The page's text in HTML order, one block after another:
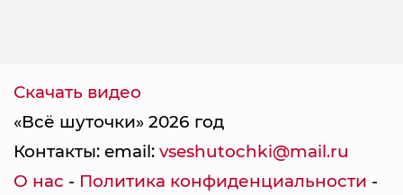
Скачать видео
«Всё шуточки» 2026 год
Контакты: email: vseshutochki@mail.ru
О нас - Политика конфиденциальности -